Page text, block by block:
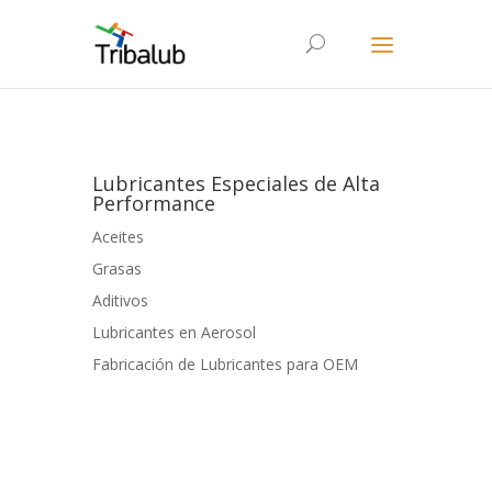
Lubricantes Especiales de Alta
Performance
Aceites
Grasas
Aditivos
Lubricantes en Aerosol
Fabricación de Lubricantes para OEM